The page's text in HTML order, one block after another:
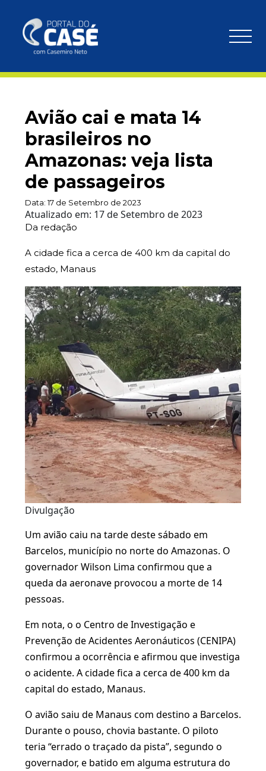
Avião cai e mata 14
brasileiros no
Amazonas: veja lista
de passageiros
Data:17 de Setembro de 2023
Atualizado em: 17 de Setembro de 2023
Da redação
A cidade fica a cerca de 400 km da capital do
estado, Manaus
Divulgação
Um avião caiu na tarde deste sábado em
Barcelos, município no norte do Amazonas. O
governador Wilson Lima confirmou que a
queda da aeronave provocou a morte de 14
pessoas.
Em nota, o o Centro de Investigação e
Prevenção de Acidentes Aeronáuticos (CENIPA)
confirmou a ocorrência e afirmou que investiga
o acidente. A cidade fica a cerca de 400 km da
capital do estado, Manaus.
O avião saiu de Manaus com destino a Barcelos.
Durante o pouso, chovia bastante. O piloto
teria “errado o traçado da pista”, segundo o
governador, e batido em alguma estrutura do